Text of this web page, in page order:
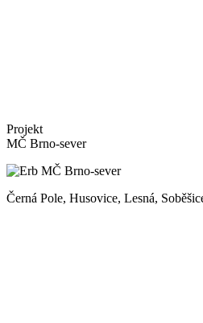
Projekt
MČ Brno-sever
Černá Pole, Husovice, Lesná,